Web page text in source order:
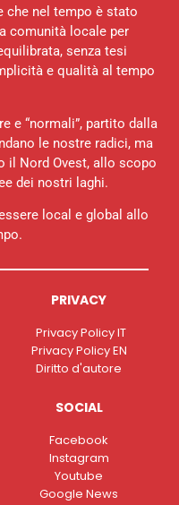
che nel tempo è stato
comunità locale per
senza tesi
e qualità al tempo
e “normali”, partito dalla
le nostre radici, ma
il Nord Ovest, allo scopo
dei nostri laghi.
local e global allo
PRIVACY
Privacy Policy IT
Privacy Policy EN
Diritto d'autore
SOCIAL
Facebook
Instagram
Youtube
Google News